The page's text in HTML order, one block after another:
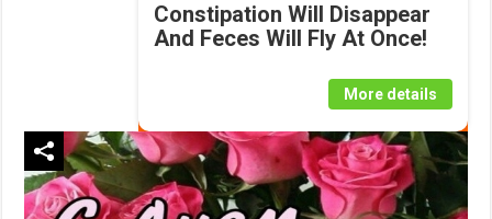
Constipation Will Disappear
And Feces Will Fly At Once!
More details